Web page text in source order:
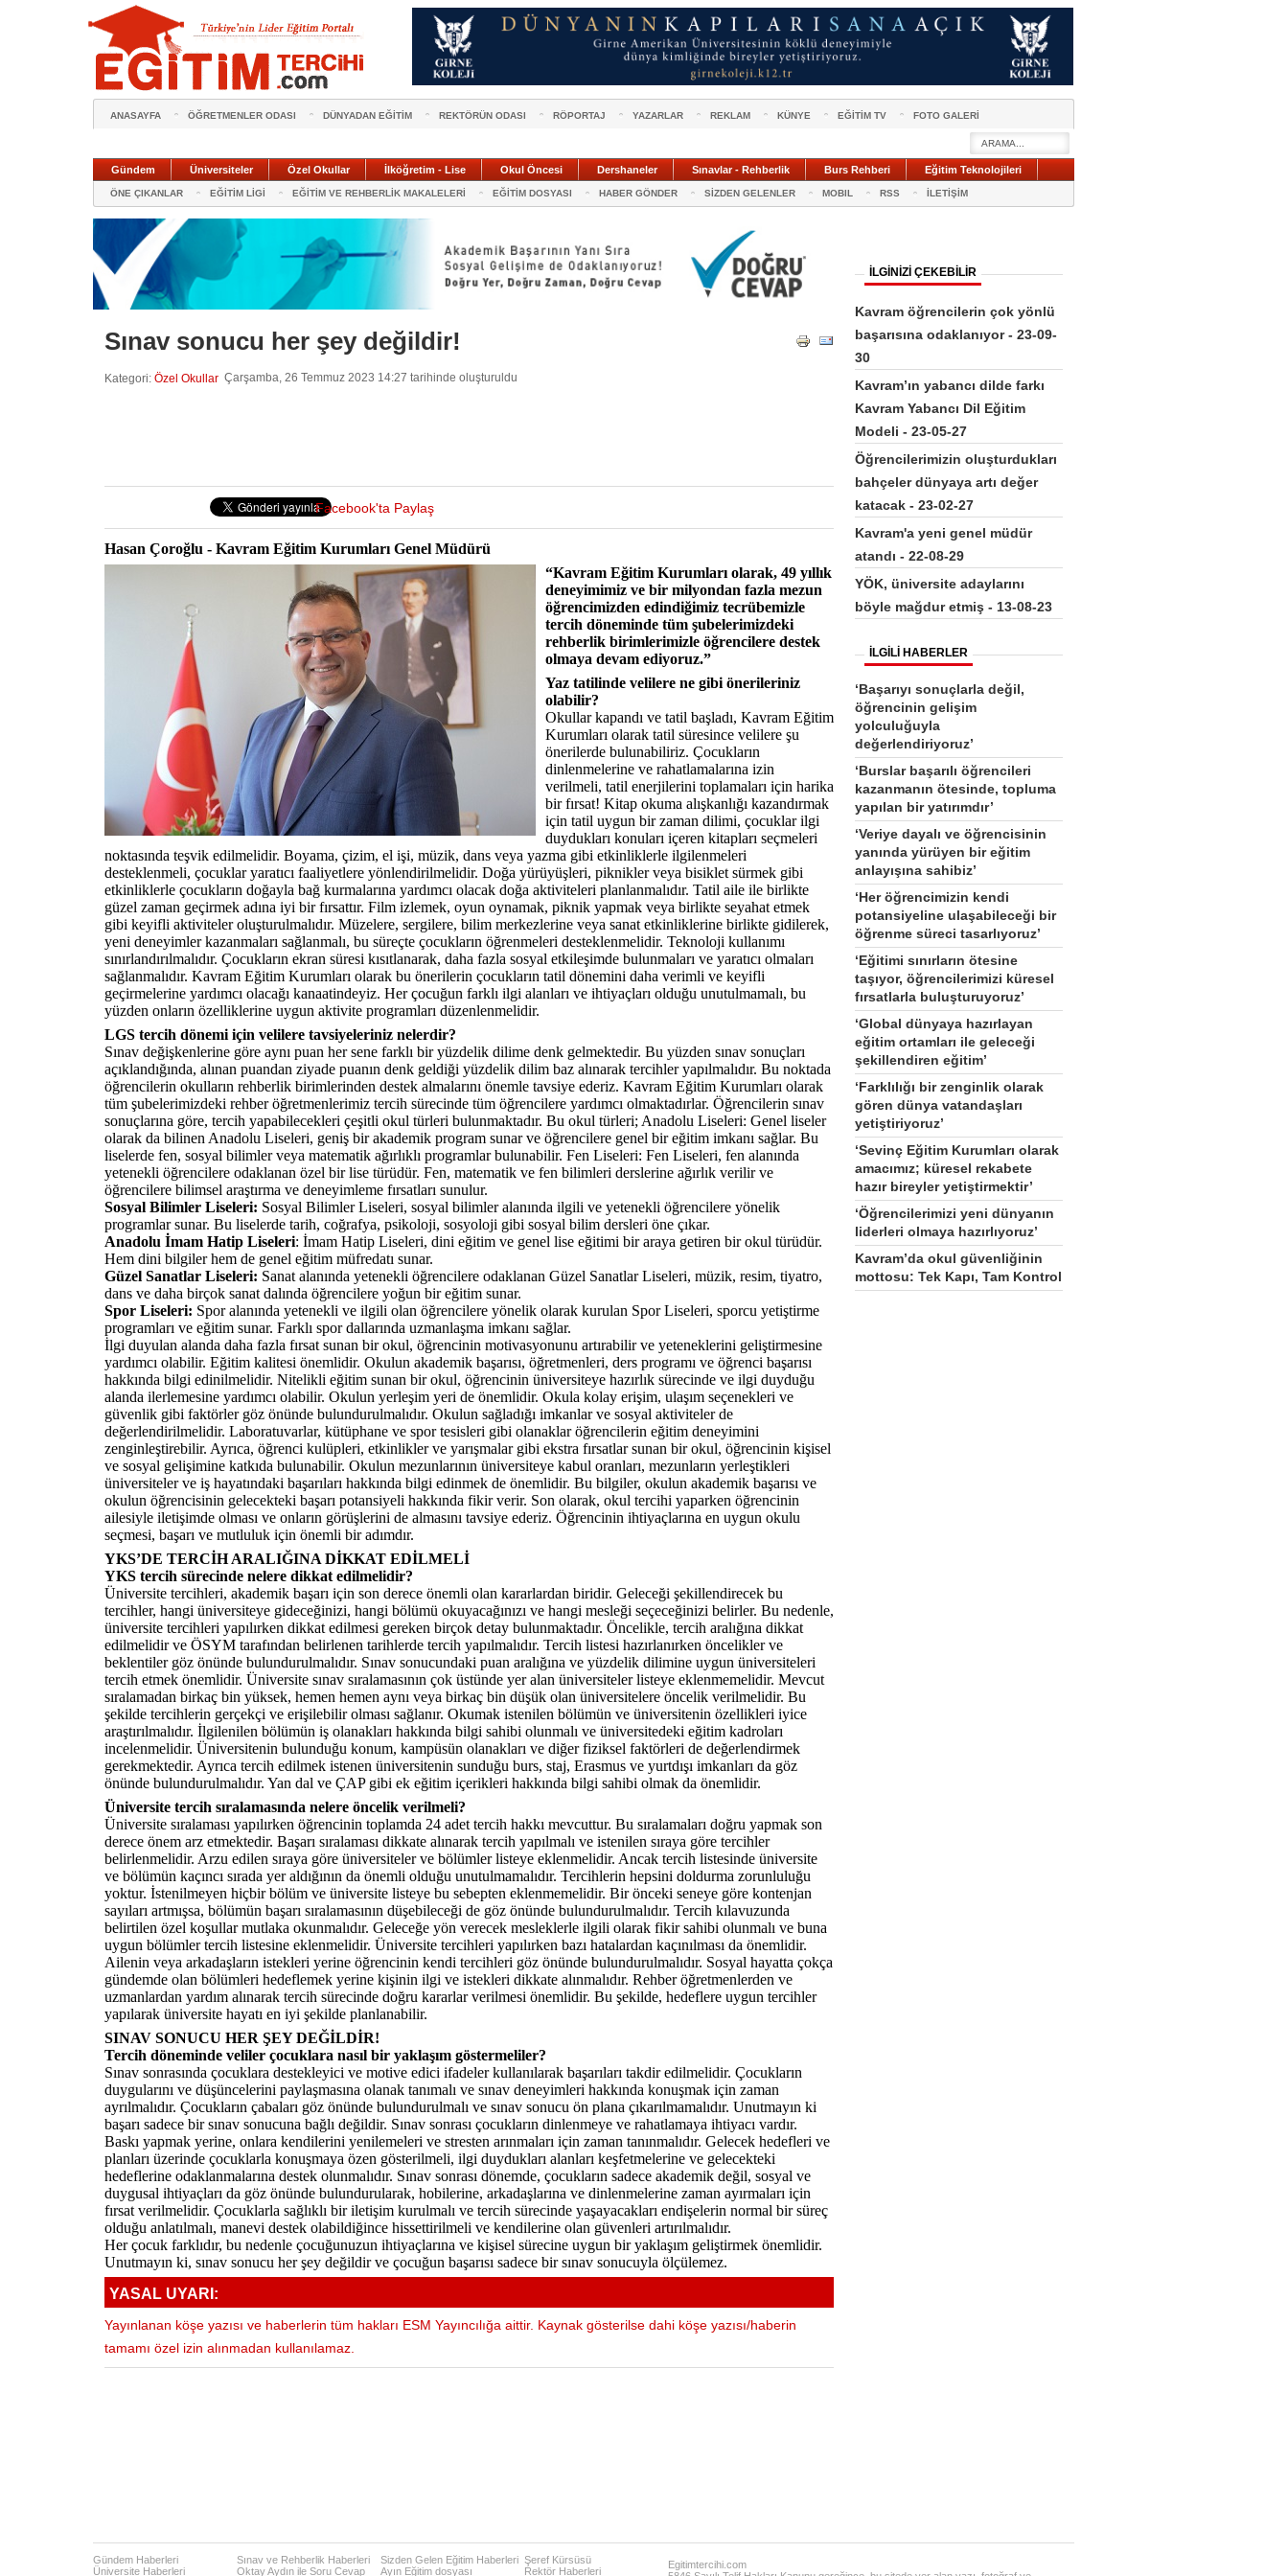
ANASAYFA ÖĞRETMENLER ODASI DÜNYADAN EĞİTİM REKTÖRÜN ODASI RÖPORTAJ YAZARLAR REKLAM KÜNYE EĞİTİM TV FOTO GALERİ
Gündem Üniversiteler Özel Okullar İlköğretim - Lise Okul Öncesi Dershaneler Sınavlar - Rehberlik Burs Rehberi Eğitim Teknolojileri
ÖNE ÇIKANLAR EĞİTİM LİGİ EĞİTİM VE REHBERLİK MAKALELERİ EĞİTİM DOSYASI HABER GÖNDER SİZDEN GELENLER MOBIL RSS İLETİŞİM
Sınav sonucu her şey değildir!
Kategori: Özel Okullar Çarşamba, 26 Temmuz 2023 14:27 tarihinde oluşturuldu
Facebook'ta Paylaş
Hasan Çoroğlu - Kavram Eğitim Kurumları Genel Müdürü
“Kavram Eğitim Kurumları olarak, 49 yıllık
deneyimimiz ve bir milyondan fazla mezun
öğrencimizden edindiğimiz tecrübemizle
tercih döneminde tüm şubelerimizdeki
rehberlik birimlerimizle öğrencilere destek
olmaya devam ediyoruz.”
Yaz tatilinde velilere ne gibi önerileriniz
olabilir?
Okullar kapandı ve tatil başladı, Kavram Eğitim
Kurumları olarak tatil süresince velilere şu
önerilerde bulunabiliriz. Çocukların
dinlenmelerine ve rahatlamalarına izin
verilmeli, tatil enerjilerini toplamaları için harika
bir fırsat! Kitap okuma alışkanlığı kazandırmak
için tatil uygun bir zaman dilimi, çocuklar ilgi
duydukları konuları içeren kitapları seçmeleri
noktasında teşvik edilmelidir. Boyama, çizim, el işi, müzik, dans veya yazma gibi etkinliklerle ilgilenmeleri
desteklenmeli, çocuklar yaratıcı faaliyetlere yönlendirilmelidir. Doğa yürüyüşleri, piknikler veya bisiklet sürmek gibi
etkinliklerle çocukların doğayla bağ kurmalarına yardımcı olacak doğa aktiviteleri planlanmalıdır. Tatil aile ile birlikte
güzel zaman geçirmek adına iyi bir fırsattır. Film izlemek, oyun oynamak, piknik yapmak veya birlikte seyahat etmek
gibi keyifli aktiviteler oluşturulmalıdır. Müzelere, sergilere, bilim merkezlerine veya sanat etkinliklerine birlikte gidilerek,
yeni deneyimler kazanmaları sağlanmalı, bu süreçte çocukların öğrenmeleri desteklenmelidir. Teknoloji kullanımı
sınırlandırılmalıdır. Çocukların ekran süresi kısıtlanarak, daha fazla sosyal etkileşimde bulunmaları ve yaratıcı olmaları
sağlanmalıdır. Kavram Eğitim Kurumları olarak bu önerilerin çocukların tatil dönemini daha verimli ve keyifli
geçirmelerine yardımcı olacağı kanaatindeyiz. Her çocuğun farklı ilgi alanları ve ihtiyaçları olduğu unutulmamalı, bu
yüzden onların özelliklerine uygun aktivite programları düzenlenmelidir.
LGS tercih dönemi için velilere tavsiyeleriniz nelerdir?
Sınav değişkenlerine göre aynı puan her sene farklı bir yüzdelik dilime denk gelmektedir. Bu yüzden sınav sonuçları
açıklandığında, alınan puandan ziyade puanın denk geldiği yüzdelik dilim baz alınarak tercihler yapılmalıdır. Bu noktada
öğrencilerin okulların rehberlik birimlerinden destek almalarını önemle tavsiye ederiz. Kavram Eğitim Kurumları olarak
tüm şubelerimizdeki rehber öğretmenlerimiz tercih sürecinde tüm öğrencilere yardımcı olmaktadırlar. Öğrencilerin sınav
sonuçlarına göre, tercih yapabilecekleri çeşitli okul türleri bulunmaktadır. Bu okul türleri; Anadolu Liseleri: Genel liseler
olarak da bilinen Anadolu Liseleri, geniş bir akademik program sunar ve öğrencilere genel bir eğitim imkanı sağlar. Bu
liselerde fen, sosyal bilimler veya matematik ağırlıklı programlar bulunabilir. Fen Liseleri: Fen Liseleri, fen alanında
yetenekli öğrencilere odaklanan özel bir lise türüdür. Fen, matematik ve fen bilimleri derslerine ağırlık verilir ve
öğrencilere bilimsel araştırma ve deneyimleme fırsatları sunulur.
Sosyal Bilimler Liseleri: Sosyal Bilimler Liseleri, sosyal bilimler alanında ilgili ve yetenekli öğrencilere yönelik
programlar sunar. Bu liselerde tarih, coğrafya, psikoloji, sosyoloji gibi sosyal bilim dersleri öne çıkar.
Anadolu İmam Hatip Liseleri: İmam Hatip Liseleri, dini eğitim ve genel lise eğitimi bir araya getiren bir okul türüdür.
Hem dini bilgiler hem de genel eğitim müfredatı sunar.
Güzel Sanatlar Liseleri: Sanat alanında yetenekli öğrencilere odaklanan Güzel Sanatlar Liseleri, müzik, resim, tiyatro,
dans ve daha birçok sanat dalında öğrencilere yoğun bir eğitim sunar.
Spor Liseleri: Spor alanında yetenekli ve ilgili olan öğrencilere yönelik olarak kurulan Spor Liseleri, sporcu yetiştirme
programları ve eğitim sunar. Farklı spor dallarında uzmanlaşma imkanı sağlar.
İlgi duyulan alanda daha fazla fırsat sunan bir okul, öğrencinin motivasyonunu artırabilir ve yeteneklerini geliştirmesine
yardımcı olabilir. Eğitim kalitesi önemlidir. Okulun akademik başarısı, öğretmenleri, ders programı ve öğrenci başarısı
hakkında bilgi edinilmelidir. Nitelikli eğitim sunan bir okul, öğrencinin üniversiteye hazırlık sürecinde ve ilgi duyduğu
alanda ilerlemesine yardımcı olabilir. Okulun yerleşim yeri de önemlidir. Okula kolay erişim, ulaşım seçenekleri ve
güvenlik gibi faktörler göz önünde bulundurulmalıdır. Okulun sağladığı imkanlar ve sosyal aktiviteler de
değerlendirilmelidir. Laboratuvarlar, kütüphane ve spor tesisleri gibi olanaklar öğrencilerin eğitim deneyimini
zenginleştirebilir. Ayrıca, öğrenci kulüpleri, etkinlikler ve yarışmalar gibi ekstra fırsatlar sunan bir okul, öğrencinin kişisel
ve sosyal gelişimine katkıda bulunabilir. Okulun mezunlarının üniversiteye kabul oranları, mezunların yerleştikleri
üniversiteler ve iş hayatındaki başarıları hakkında bilgi edinmek de önemlidir. Bu bilgiler, okulun akademik başarısı ve
okulun öğrencisinin gelecekteki başarı potansiyeli hakkında fikir verir. Son olarak, okul tercihi yaparken öğrencinin
ailesiyle iletişimde olması ve onların görüşlerini de almasını tavsiye ederiz. Öğrencinin ihtiyaçlarına en uygun okulu
seçmesi, başarı ve mutluluk için önemli bir adımdır.
YKS’DE TERCİH ARALIĞINA DİKKAT EDİLMELİ
YKS tercih sürecinde nelere dikkat edilmelidir?
Üniversite tercihleri, akademik başarı için son derece önemli olan kararlardan biridir. Geleceği şekillendirecek bu
tercihler, hangi üniversiteye gideceğinizi, hangi bölümü okuyacağınızı ve hangi mesleği seçeceğinizi belirler. Bu nedenle,
üniversite tercihleri yapılırken dikkat edilmesi gereken birçok detay bulunmaktadır. Öncelikle, tercih aralığına dikkat
edilmelidir ve ÖSYM tarafından belirlenen tarihlerde tercih yapılmalıdır. Tercih listesi hazırlanırken öncelikler ve
beklentiler göz önünde bulundurulmalıdır. Sınav sonucundaki puan aralığına ve yüzdelik dilimine uygun üniversiteleri
tercih etmek önemlidir. Üniversite sınav sıralamasının çok üstünde yer alan üniversiteler listeye eklenmemelidir. Mevcut
sıralamadan birkaç bin yüksek, hemen hemen aynı veya birkaç bin düşük olan üniversitelere öncelik verilmelidir. Bu
şekilde tercihlerin gerçekçi ve erişilebilir olması sağlanır. Okumak istenilen bölümün ve üniversitenin özellikleri iyice
araştırılmalıdır. İlgilenilen bölümün iş olanakları hakkında bilgi sahibi olunmalı ve üniversitedeki eğitim kadroları
incelenmelidir. Üniversitenin bulunduğu konum, kampüsün olanakları ve diğer fiziksel faktörleri de değerlendirmek
gerekmektedir. Ayrıca tercih edilmek istenen üniversitenin sunduğu burs, staj, Erasmus ve yurtdışı imkanları da göz
önünde bulundurulmalıdır. Yan dal ve ÇAP gibi ek eğitim içerikleri hakkında bilgi sahibi olmak da önemlidir.
Üniversite tercih sıralamasında nelere öncelik verilmeli?
Üniversite sıralaması yapılırken öğrencinin toplamda 24 adet tercih hakkı mevcuttur. Bu sıralamaları doğru yapmak son
derece önem arz etmektedir. Başarı sıralaması dikkate alınarak tercih yapılmalı ve istenilen sıraya göre tercihler
belirlenmelidir. Arzu edilen sıraya göre üniversiteler ve bölümler listeye eklenmelidir. Ancak tercih listesinde üniversite
ve bölümün kaçıncı sırada yer aldığının da önemli olduğu unutulmamalıdır. Tercihlerin hepsini doldurma zorunluluğu
yoktur. İstenilmeyen hiçbir bölüm ve üniversite listeye bu sebepten eklenmemelidir. Bir önceki seneye göre kontenjan
sayıları artmışsa, bölümün başarı sıralamasının düşebileceği de göz önünde bulundurulmalıdır. Tercih kılavuzunda
belirtilen özel koşullar mutlaka okunmalıdır. Geleceğe yön verecek mesleklerle ilgili olarak fikir sahibi olunmalı ve buna
uygun bölümler tercih listesine eklenmelidir. Üniversite tercihleri yapılırken bazı hatalardan kaçınılması da önemlidir.
Ailenin veya arkadaşların istekleri yerine öğrencinin kendi tercihleri göz önünde bulundurulmalıdır. Sosyal hayatta çokça
gündemde olan bölümleri hedeflemek yerine kişinin ilgi ve istekleri dikkate alınmalıdır. Rehber öğretmenlerden ve
uzmanlardan yardım alınarak tercih sürecinde doğru kararlar verilmesi önemlidir. Bu şekilde, hedeflere uygun tercihler
yapılarak üniversite hayatı en iyi şekilde planlanabilir.
SINAV SONUCU HER ŞEY DEĞİLDİR!
Tercih döneminde veliler çocuklara nasıl bir yaklaşım göstermeliler?
Sınav sonrasında çocuklara destekleyici ve motive edici ifadeler kullanılarak başarıları takdir edilmelidir. Çocukların
duygularını ve düşüncelerini paylaşmasına olanak tanımalı ve sınav deneyimleri hakkında konuşmak için zaman
ayrılmalıdır. Çocukların çabaları göz önünde bulundurulmalı ve sınav sonucu ön plana çıkarılmamalıdır. Unutmayın ki
başarı sadece bir sınav sonucuna bağlı değildir. Sınav sonrası çocukların dinlenmeye ve rahatlamaya ihtiyacı vardır.
Baskı yapmak yerine, onlara kendilerini yenilemeleri ve stresten arınmaları için zaman tanınmalıdır. Gelecek hedefleri ve
planları üzerinde çocuklarla konuşmaya özen gösterilmeli, ilgi duydukları alanları keşfetmelerine ve gelecekteki
hedeflerine odaklanmalarına destek olunmalıdır. Sınav sonrası dönemde, çocukların sadece akademik değil, sosyal ve
duygusal ihtiyaçları da göz önünde bulundurularak, hobilerine, arkadaşlarına ve dinlenmelerine zaman ayırmaları için
fırsat verilmelidir. Çocuklarla sağlıklı bir iletişim kurulmalı ve tercih sürecinde yaşayacakları endişelerin normal bir süreç
olduğu anlatılmalı, manevi destek olabildiğince hissettirilmeli ve kendilerine olan güvenleri artırılmalıdır.
Her çocuk farklıdır, bu nedenle çocuğunuzun ihtiyaçlarına ve kişisel sürecine uygun bir yaklaşım geliştirmek önemlidir.
Unutmayın ki, sınav sonucu her şey değildir ve çocuğun başarısı sadece bir sınav sonucuyla ölçülemez.
YASAL UYARI:
Yayınlanan köşe yazısı ve haberlerin tüm hakları ESM Yayıncılığa aittir. Kaynak gösterilse dahi köşe yazısı/haberin
tamamı özel izin alınmadan kullanılamaz.
İLGİNİZİ ÇEKEBİLİR
Kavram öğrencilerin çok yönlü
başarısına odaklanıyor - 23-09-
30
Kavram’ın yabancı dilde farkı
Kavram Yabancı Dil Eğitim
Modeli - 23-05-27
Öğrencilerimizin oluşturdukları
bahçeler dünyaya artı değer
katacak - 23-02-27
Kavram'a yeni genel müdür
atandı - 22-08-29
YÖK, üniversite adaylarını
böyle mağdur etmiş - 13-08-23
İLGİLİ HABERLER
‘Başarıyı sonuçlarla değil,
öğrencinin gelişim
yolculuğuyla
değerlendiriyoruz’
‘Burslar başarılı öğrencileri
kazanmanın ötesinde, topluma
yapılan bir yatırımdır’
‘Veriye dayalı ve öğrencisinin
yanında yürüyen bir eğitim
anlayışına sahibiz’
‘Her öğrencimizin kendi
potansiyeline ulaşabileceği bir
öğrenme süreci tasarlıyoruz’
‘Eğitimi sınırların ötesine
taşıyor, öğrencilerimizi küresel
fırsatlarla buluşturuyoruz’
‘Global dünyaya hazırlayan
eğitim ortamları ile geleceği
şekillendiren eğitim’
‘Farklılığı bir zenginlik olarak
gören dünya vatandaşları
yetiştiriyoruz’
‘Sevinç Eğitim Kurumları olarak
amacımız; küresel rekabete
hazır bireyler yetiştirmektir’
‘Öğrencilerimizi yeni dünyanın
liderleri olmaya hazırlıyoruz’
Kavram’da okul güvenliğinin
mottosu: Tek Kapı, Tam Kontrol
Gündem Haberleri
Üniversite Haberleri
Sınav ve Rehberlik Haberleri
Oktay Aydın ile Soru Cevap
Sizden Gelen Eğitim Haberleri
Ayın Eğitim dosyası
Şeref Kürsüsü
Rektör Haberleri
Egitimtercihi.com